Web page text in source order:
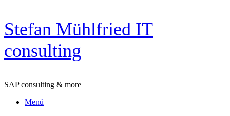
Zum
Inhalt
springen
Stefan Mühlfried IT
consulting
SAP consulting & more
Menü